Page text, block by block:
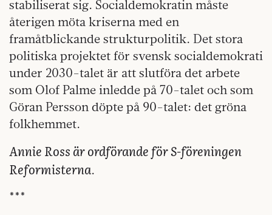
stabiliserat sig. Socialdemokratin måste
återigen möta kriserna med en
framåtblickande strukturpolitik. Det stora
politiska projektet för svensk socialdemokrati
under 2030-talet är att slutföra det arbete
som Olof Palme inledde på 70-talet och som
Göran Persson döpte på 90-talet: det gröna
folkhemmet.
Annie Ross är ordförande för S-föreningen
Reformisterna.
***